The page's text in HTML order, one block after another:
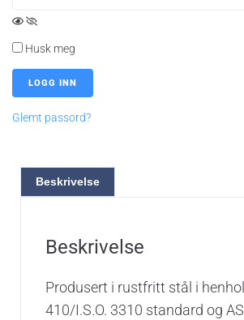
Husk meg
Glemt passord?
Beskrivelse
Beskrivelse
Produsert i rustfritt stål i
410/I.S.O. 3310 standard og